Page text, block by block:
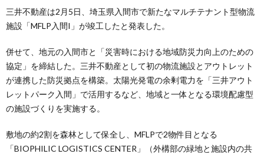
三井不動産は2月5日、埼玉県入間市で新たなマルチテナント型物流
施設「MFLP入間I」が竣工したと発表した。
併せて、地元の入間市と「災害時における地域防災力向上のための
協定」を締結した。三井不動産として初の物流施設とアウトレット
が連携した防災拠点を構築。太陽光発電の余剰電力を「三井アウト
レットパーク入間」で活用するなど、地域と一体となる環境配慮型
の施設づくりを実施する。
敷地の約2割を森林として保全し、MFLPで2物件目となる
「BIOPHILIC LOGISTICS CENTER」（外構部の緑地と施設内の共